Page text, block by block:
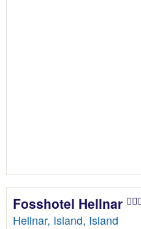
Fosshotel Hellnar
Hellnar, Island, Island